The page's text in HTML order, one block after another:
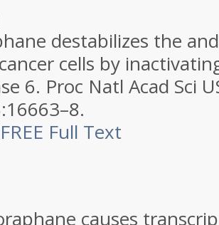
destabilizes the
cells by
6. Proc Natl Acad Sci
:16663–8.
FREE Full Text
causes